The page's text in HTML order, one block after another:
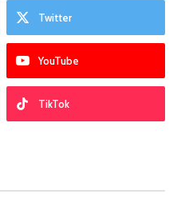
Twitter
YouTube
TikTok